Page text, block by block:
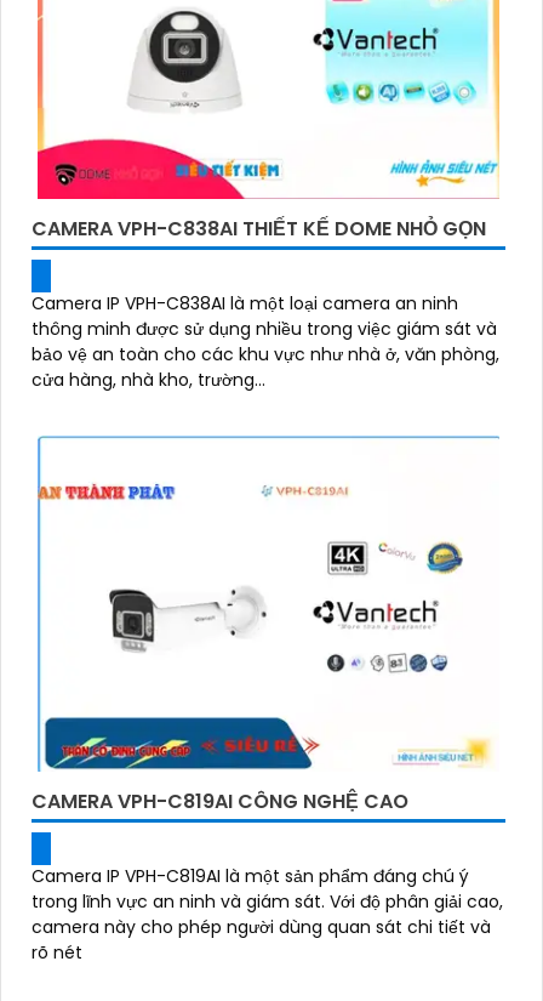
CAMERA VPH-C838AI THIẾT KẾ DOME NHỎ GỌN
Camera IP VPH-C838AI là một loại camera an ninh
thông minh được sử dụng nhiều trong việc giám sát và
bảo vệ an toàn cho các khu vực như nhà ở, văn phòng,
cửa hàng, nhà kho, trường...
CAMERA VPH-C819AI CÔNG NGHỆ CAO
Camera IP VPH-C819AI là một sản phẩm đáng chú ý
trong lĩnh vực an ninh và giám sát. Với độ phân giải cao,
camera này cho phép người dùng quan sát chi tiết và
rõ nét